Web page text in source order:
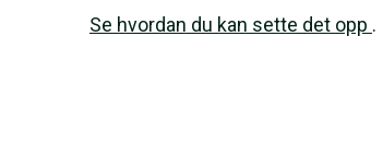
Se hvordan du kan sette det opp .